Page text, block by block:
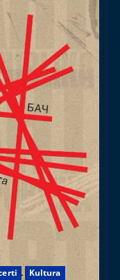
Kultura